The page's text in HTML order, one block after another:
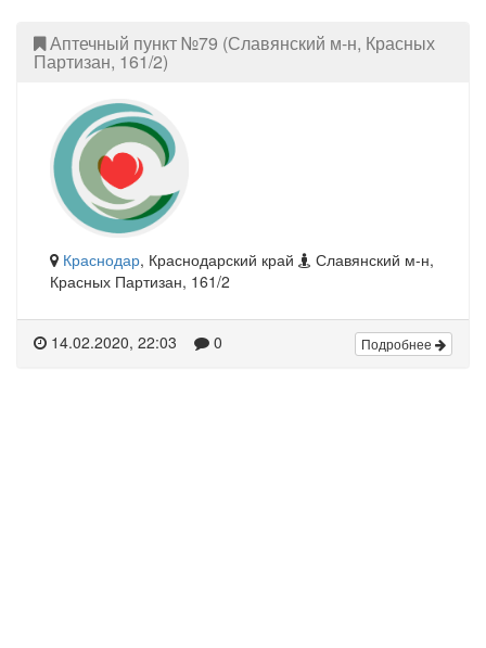
Аптечный пункт №79 (Славянский м-н, Красных
Партизан, 161/2)
Краснодар, Краснодарский край
Славянский м-н,
Красных Партизан, 161/2
14.02.2020, 22:03 0 Подробнее